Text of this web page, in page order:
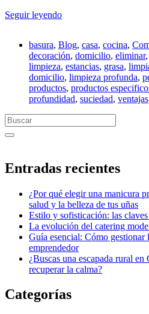
Seguir leyendo
basura, Blog, casa, cocina,
decoración, domicilio, eliminar,
limpieza, estancias, grasa,
domicilio, limpieza profunda,
productos, productos
profundidad, suciedad, ventajas
Search
for:
Entradas recientes
¿Por qué elegir una manicura
salud y la belleza de tus uñas
Estilo y sofisticación: las
La evolución del catering
Guía esencial: Cómo gestionar
emprendedor
¿Buscas una escapada rural en
recuperar la calma?
Categorías